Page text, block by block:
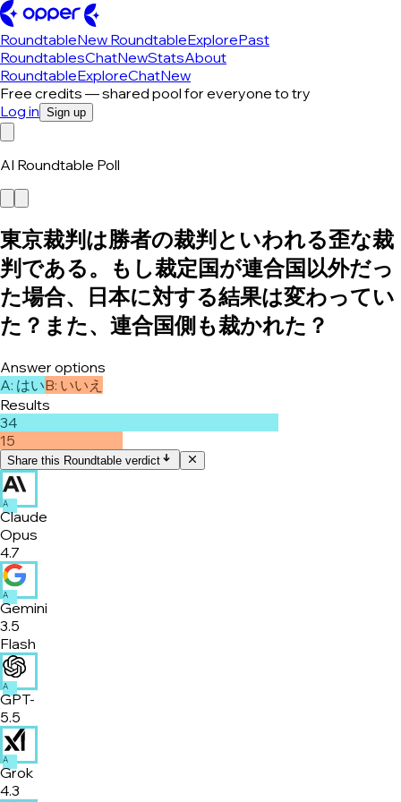
RoundtableNew RoundtableExplorePast
RoundtablesChatNewStatsAbout
RoundtableExploreChatNew
Free credits — shared pool for everyone to try
Log in Sign up
AI Roundtable Poll
東京裁判は勝者の裁判といわれる歪な裁
判である。もし裁定国が連合国以外だっ
た場合、日本に対する結果は変わってい
た？また、連合国側も裁かれた？
Answer options
A: はいB: いいえ
Results
34
15
Share this Roundtable verdict
A
Claude
Opus
4.7
A
Gemini
3.5
Flash
A
GPT-
5.5
A
Grok
4.3